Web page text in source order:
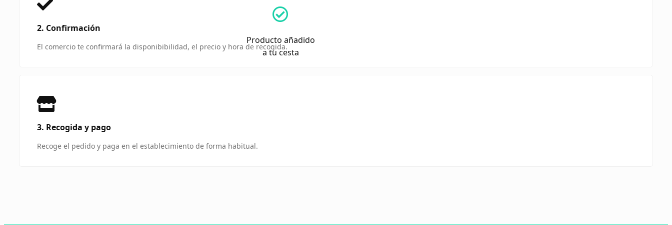
2. Confirmación
El comercio te confirmará la disponibibilidad, el precio y hora de recogida.
3. Recogida y pago
Recoge el pedido y paga en el establecimiento de forma habitual.
Producto añadido
a tu cesta